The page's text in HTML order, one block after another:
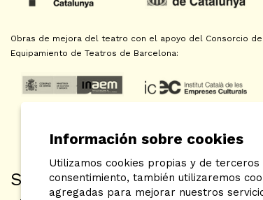
Obras de mejora del teatro con el apoyo del Consorcio
Equipamiento de Teatros de Barcelona:
SAT! Sant Andreu Teatre
Información sobre cookies
Utilizamos cookies propias y de
consentimiento, también utilizaremos
agregadas para mejorar nuestros